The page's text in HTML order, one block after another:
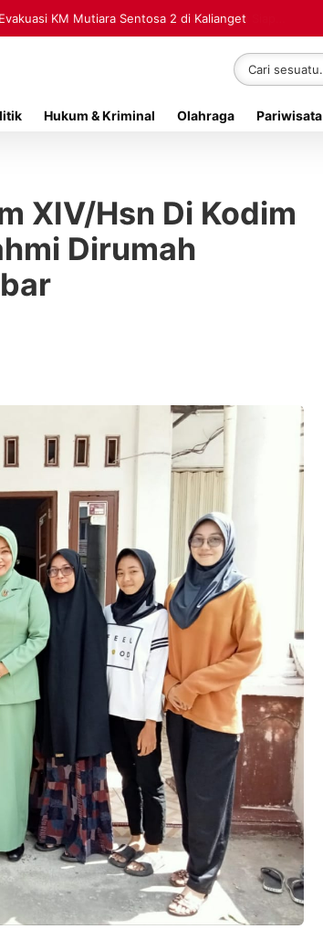
KM Mutiara Sentosa 2 di Kalianget
Hukum & Kriminal Olahraga Pariwisata
XIV/Hsn Di Kodim
Dirumah